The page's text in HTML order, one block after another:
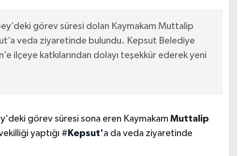
görev süresi dolan Kaymakam Muttalip
veda ziyaretinde bulundu. Kepsut Belediye
ilçeye katkılarından dolayı teşekkür ederek yeni
'deki görev süresi sona eren Kaymakam Muttalip
yaptığı # Kepsut'a da veda ziyaretinde